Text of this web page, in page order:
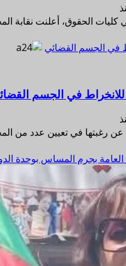
في الجسم القضائي
في الجسم
عن رغبتها في تعيين عدد من
بجرم المساس بوحدة